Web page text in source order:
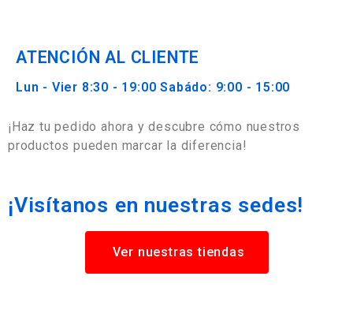
ATENCIÓN AL CLIENTE
Lun - Vier 8:30 - 19:00 Sabádo: 9:00 - 15:00
¡Haz tu pedido ahora y descubre cómo nuestros
productos pueden marcar la diferencia!
¡Visítanos en nuestras sedes!
Ver nuestras tiendas